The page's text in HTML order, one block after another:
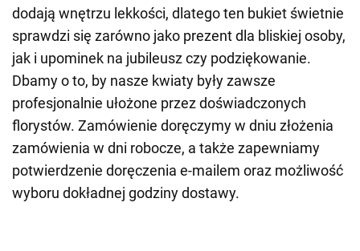
dodają wnętrzu lekkości, dlatego ten bukiet świetnie
sprawdzi się zarówno jako prezent dla bliskiej osoby,
jak i upominek na jubileusz czy podziękowanie.
Dbamy o to, by nasze kwiaty były zawsze
profesjonalnie ułożone przez doświadczonych
florystów. Zamówienie doręczymy w dniu złożenia
zamówienia w dni robocze, a także zapewniamy
potwierdzenie doręczenia e-mailem oraz możliwość
wyboru dokładnej godziny dostawy.